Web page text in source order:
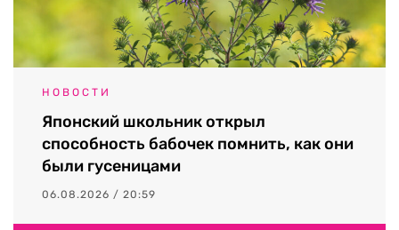
НОВОСТИ
Японский школьник открыл
способность бабочек помнить, как они
были гусеницами
06.08.2026 / 20:59